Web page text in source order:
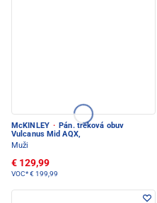
McKINLEY · Pán. treková obuv
Vulcanus Mid AQX,
Muži
€ 129,99
VOC*€ 199,99